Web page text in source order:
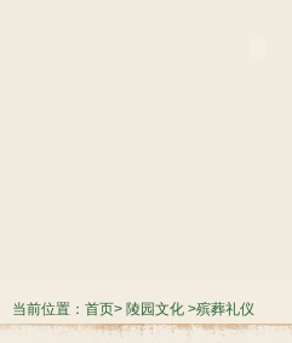
当前位置： 首页> 陵园文化 >殡葬礼仪